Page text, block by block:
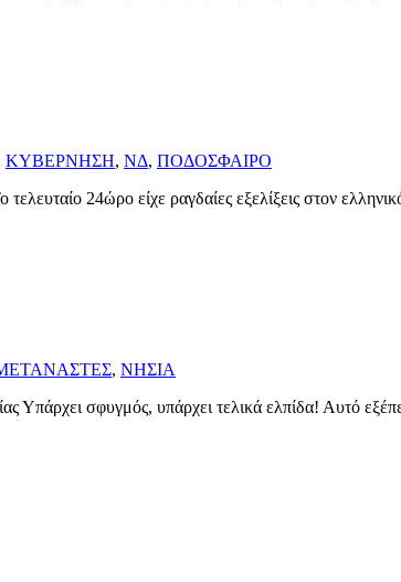
ΚΥΒΕΡΝΗΣΗ, ΝΔ, ΠΟΔΟΣΦΑΙΡΟ
24ώρο είχε ραγδαίες εξελίξεις στον
, ΝΗΣΙΑ
Υπάρχει σφυγμός, υπάρχει τελικά ελπίδα! Αυτό